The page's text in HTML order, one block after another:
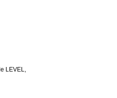
LEVEL,